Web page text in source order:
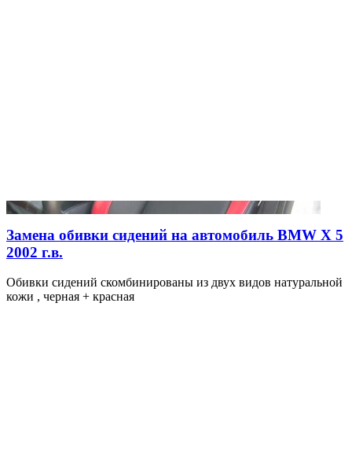
Замена обивки сидений на автомобиль BMW X 5
2002 г.в.
Обивки сидений скомбинированы из двух видов натуральной
кожи , черная + красная